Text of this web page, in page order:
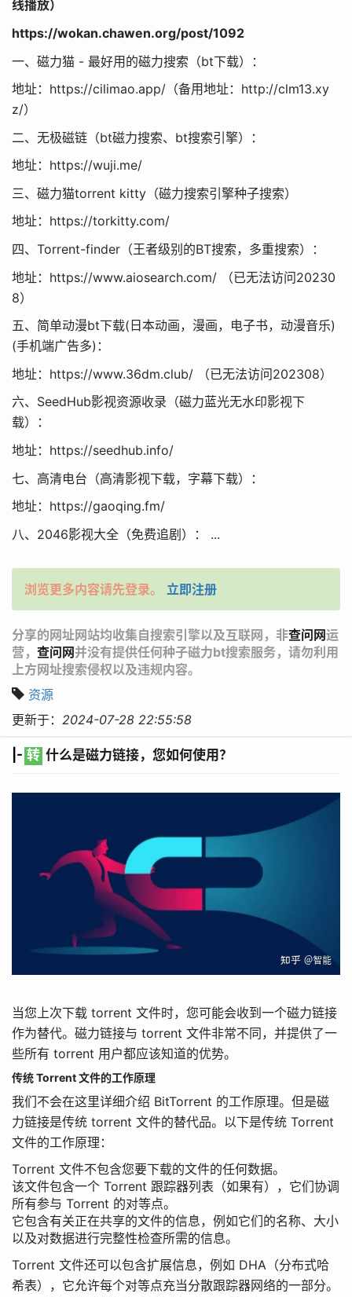
线播放）
https://wokan.chawen.org/post/1092
一、磁力猫 - 最好用的磁力搜索（bt下载）：
地址：https://cilimao.app/（备用地址：http://clm13.xy
z/）
二、无极磁链（bt磁力搜索、bt搜索引擎）：
地址：https://wuji.me/
三、磁力猫torrent kitty（磁力搜索引擎种子搜索）
地址：https://torkitty.com/
四、Torrent-finder（王者级别的BT搜索，多重搜索）：
地址：https://www.aiosearch.com/ （已无法访问20230
8）
五、简单动漫bt下载(日本动画，漫画，电子书，动漫音乐)
(手机端广告多)：
地址：https://www.36dm.club/ （已无法访问202308）
六、SeedHub影视资源收录（磁力蓝光无水印影视下
载）：
地址：https://seedhub.info/
七、高清电台（高清影视下载，字幕下载）：
地址：https://gaoqing.fm/
八、2046影视大全（免费追剧）： ...
浏览更多内容请先登录。 立即注册
分享的网址网站均收集自搜索引擎以及互联网，非查问网运
营， 查问网并没有提供任何种子磁力bt搜索服务，请勿利用
上方网址搜索侵权以及违规内容。
资源
更新于： 2024-07-28 22:55:58
|- 转 什么是磁力链接，您如何使用？
当您上次下载 torrent 文件时，您可能会收到一个磁力链接
作为替代。磁力链接与 torrent 文件非常不同，并提供了一
些所有 torrent 用户都应该知道的优势。
传统 Torrent 文件的工作原理
我们不会在这里详细介绍 BitTorrent 的工作原理。但是磁
力链接是传统 torrent 文件的替代品。以下是传统 Torrent
文件的工作原理：
Torrent 文件不包含您要下载的文件的任何数据。
该文件包含一个 Torrent 跟踪器列表（如果有），它们协调
所有参与 Torrent 的对等点。
它包含有关正在共享的文件的信息，例如它们的名称、大小
以及对数据进行完整性检查所需的信息。
Torrent 文件还可以包含扩展信息，例如 DHA（分布式哈
希表），它允许每个对等点充当分散跟踪器网络的一部分。